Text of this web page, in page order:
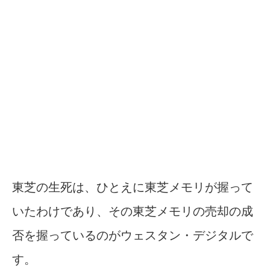
東芝の生死は、ひとえに東芝メモリが握って
いたわけであり、その東芝メモリの売却の成
否を握っているのがウェスタン・デジタルで
す。